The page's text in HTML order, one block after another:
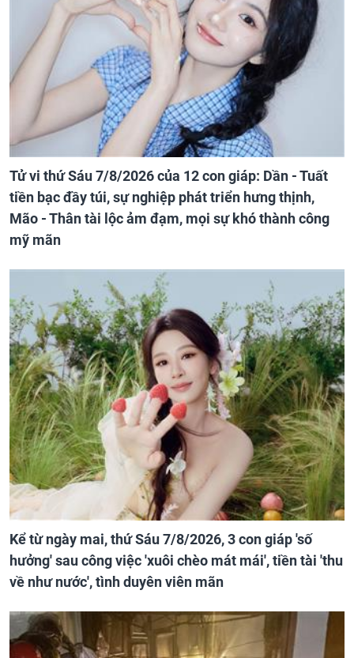
Tử vi thứ Sáu 7/8/2026 của 12 con giáp: Dần - Tuất
tiền bạc đầy túi, sự nghiệp phát triển hưng thịnh,
Mão - Thân tài lộc ảm đạm, mọi sự khó thành công
mỹ mãn
Kể từ ngày mai, thứ Sáu 7/8/2026, 3 con giáp 'số
hưởng' sau công việc 'xuôi chèo mát mái', tiền tài 'thu
về như nước', tình duyên viên mãn